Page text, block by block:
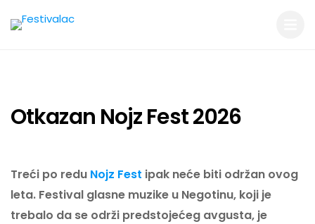
Otkazan Nojz Fest 2026
Treći po redu Nojz Fest ipak neće biti održan ovog
leta. Festival glasne muzike u Negotinu, koji je
trebalo da se održi predstojećeg avgusta, je